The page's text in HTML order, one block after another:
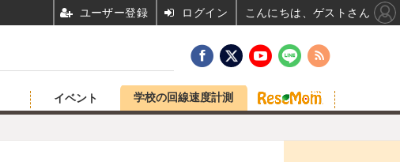
イベント 学校の回線速度計測
ユーザー登録 ログイン こんにちは、ゲストさん